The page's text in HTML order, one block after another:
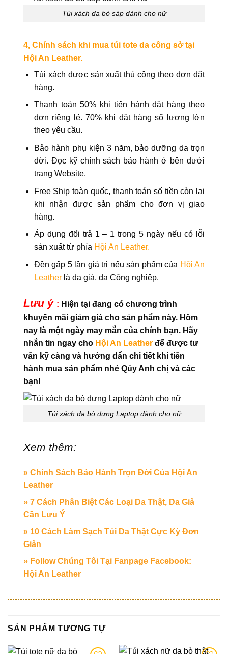
Túi xách da bò sáp dành cho nữ
4, Chính sách khi mua túi tote da công sở tại
Hội An Leather.
Túi xách được sản xuất thủ công theo đơn đặt
hàng.
Thanh toán 50% khi tiến hành đặt hàng theo
đơn riêng lẻ. 70% khi đặt hàng số lượng lớn
theo yêu cầu.
Bảo hành phụ kiện 3 năm, bảo dưỡng da trọn
đời. Đọc kỹ chính sách bảo hành ở bên dưới
trang Website.
Free Ship toàn quốc, thanh toán số tiền còn lại
khi nhận được sản phẩm cho đơn vị giao
hàng.
Áp dụng đổi trả 1 – 1 trong 5 ngày nếu có lỗi
sản xuất từ phía Hội An Leather.
Đền gấp 5 lần giá trị nếu sản phẩm của Hội An
Leatherlà da giả, da Công nghiệp.
Lưu ý : Hiện tại đang có chương trình
khuyến mãi giảm giá cho sản phẩm này. Hôm
nay là một ngày may mắn của chính bạn. Hãy
nhắn tin ngay cho Hội An Leather để được tư
vấn kỹ càng và hướng dẩn chi tiết khi tiến
hành mua sản phẩm nhé Qúy Anh chị và các
bạn!
Túi xách da bò đựng Laptop dành cho nữ
Xem thêm:
» Chính Sách Bảo Hành Trọn Đời Của Hội An
Leather
» 7 Cách Phân Biệt Các Loại Da Thật, Da Giả
Cần Lưu Ý
» 10 Cách Làm Sạch Túi Da Thật Cực Kỳ Đơn
Giản
» Follow Chúng Tôi Tại Fanpage Facebook:
Hội An Leather
SẢN PHẨM TƯƠNG TỰ